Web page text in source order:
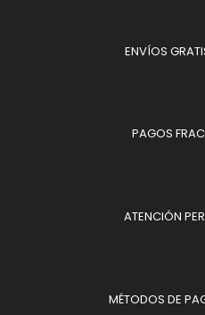
ENVÍOS
PAGOS
ATENCIÓN
MÉTODOS DE